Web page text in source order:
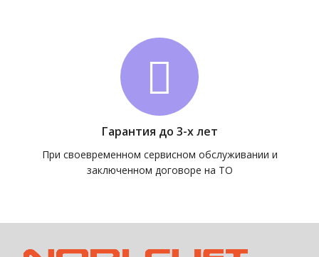
Гарантия до 3-х лет
При своевременном сервисном обслуживании и
заключенном договоре на ТО